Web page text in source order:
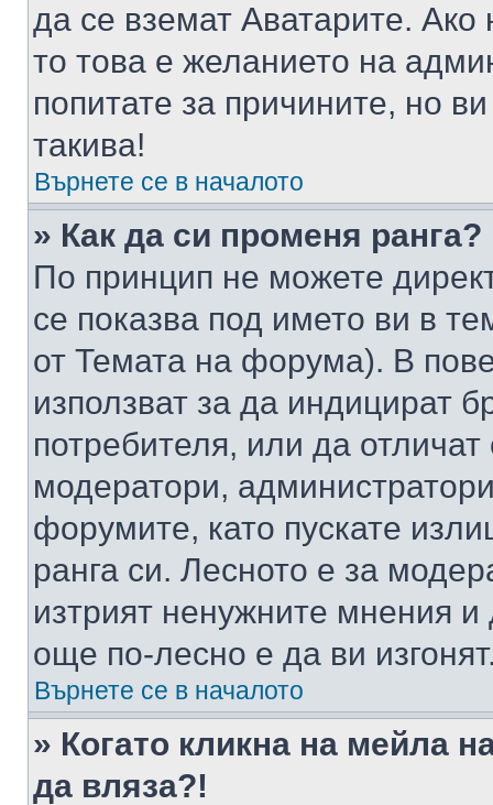
да се вземат Аватарите.
то това е желанието на
попитате за причините, но
такива!
Върнете се в началото
» Как да си променя ранга?
По принцип не можете
се показва под името ви в
от Темата на форума). В
използват за да индицират
потребителя, или да
модератори,
форумите, като пускате
ранга си. Лесното е за
изтрият ненужните мнения
още по-лесно е да ви
Върнете се в началото
» Когато кликна на мейла
да вляза?!